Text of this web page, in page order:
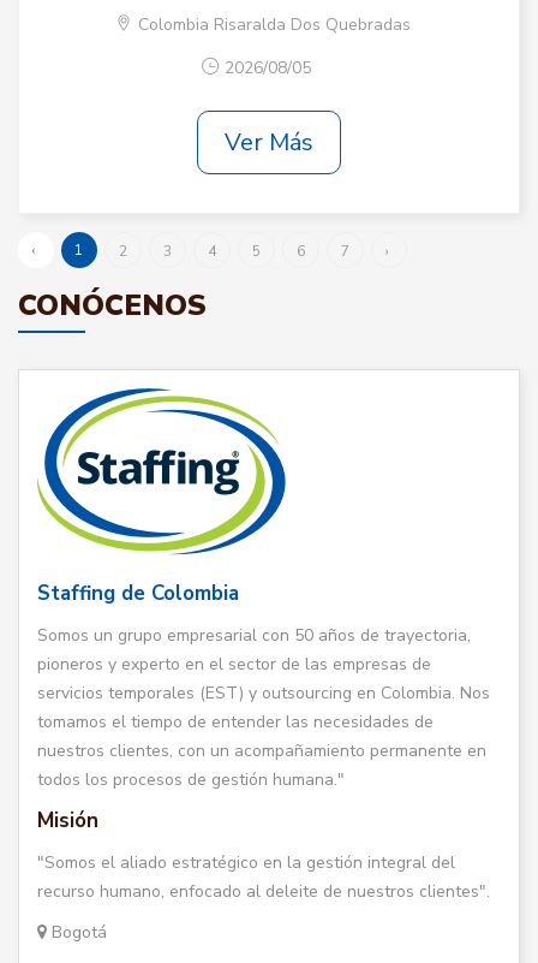
Colombia Risaralda Dos Quebradas
2026/08/05
Ver Más
‹ 1 2 3 4 5 6 7 ›
CONÓCENOS
Staffing de Colombia
Somos un grupo empresarial con 50 años de trayectoria,
pioneros y experto en el sector de las empresas de
servicios temporales (EST) y outsourcing en Colombia. Nos
tomamos el tiempo de entender las necesidades de
nuestros clientes, con un acompañamiento permanente en
todos los procesos de gestión humana."
Misión
"Somos el aliado estratégico en la gestión integral del
recurso humano, enfocado al deleite de nuestros clientes".
Bogotá